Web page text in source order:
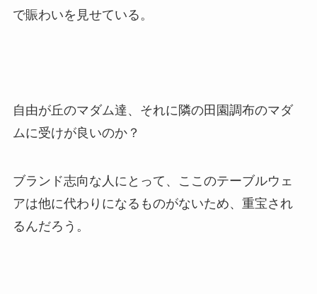
で賑わいを見せている。
自由が丘のマダム達、それに隣の田園調布のマダ
ムに受けが良いのか？
ブランド志向な人にとって、ここのテーブルウェ
アは他に代わりになるものがないため、重宝され
るんだろう。